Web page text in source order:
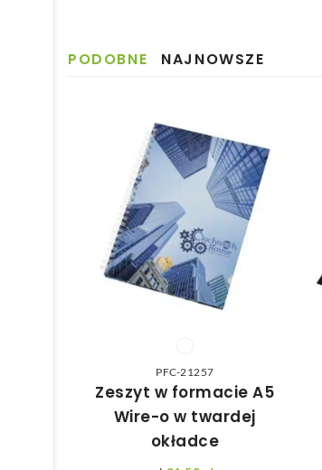
PODOBNE NAJNOWSZE
PFC-21257
Zeszyt w formacie A5
Wire-o w twardej
okładce